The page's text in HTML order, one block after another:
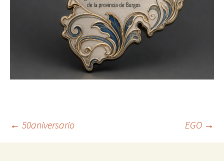
Navegación
← 50aniversario EGO →